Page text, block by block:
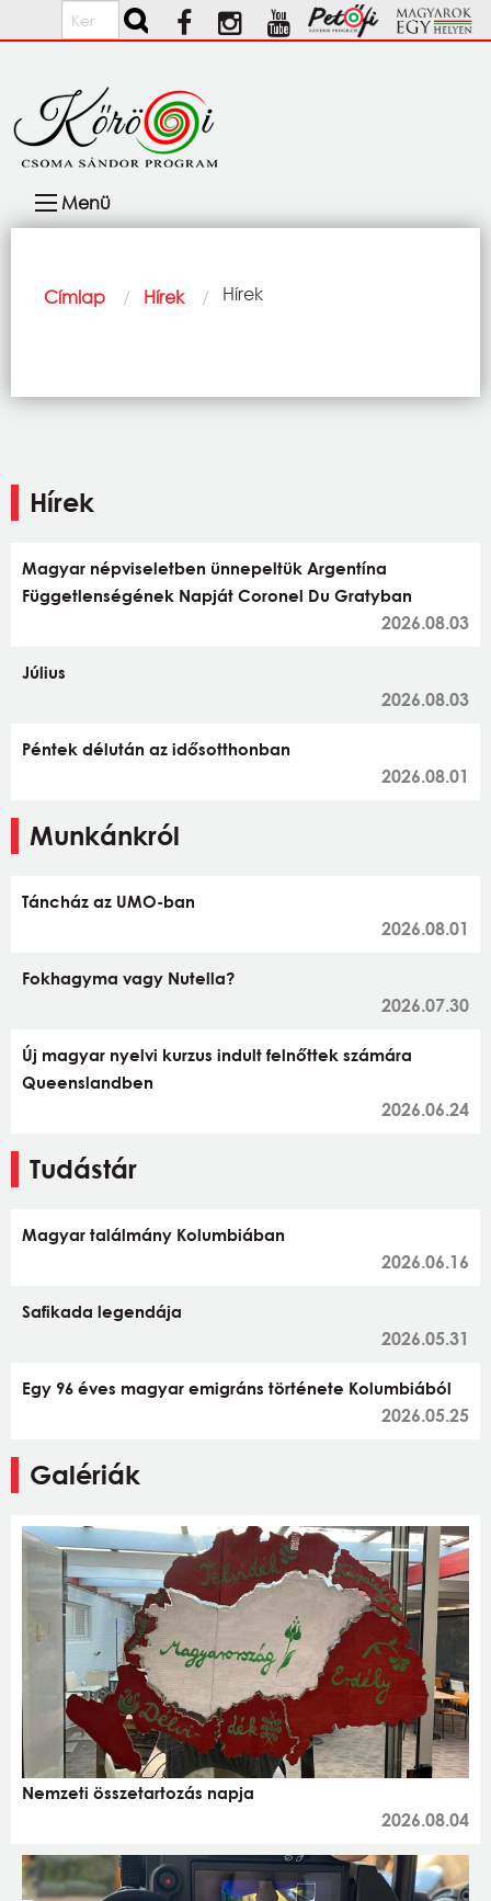
Ugrás a tartalomra
Keresés
navigáció
Menü
Morzsa
Címlap Hírek Current:
Hírek
Hírek
Magyar népviseletben ünnepeltük Argentína
Függetlenségének Napját Coronel Du Gratyban
2026.08.03
Július
2026.08.03
Péntek délután az idősotthonban
2026.08.01
Munkánkról
Táncház az UMO-ban
2026.08.01
Fokhagyma vagy Nutella?
2026.07.30
Új magyar nyelvi kurzus indult felnőttek számára
Queenslandben
2026.06.24
Tudástár
Magyar találmány Kolumbiában
2026.06.16
Safikada legendája
2026.05.31
Egy 96 éves magyar emigráns története Kolumbiából
2026.05.25
Galériák
Nemzeti összetartozás napja
2026.08.04